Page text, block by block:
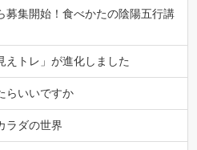
募集開始！食べかたの陰陽五行講
えトレ」が進化しました
らいいですか
ラダの世界